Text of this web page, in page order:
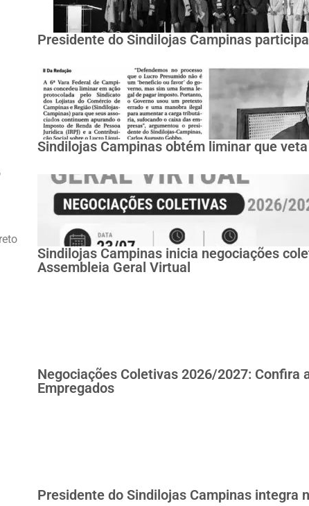
Presidente do Sindilojas Campinas
Sindilojas Campinas obtém liminar que
Sindilojas Campinas inicia negociações
Assembleia Geral Virtual
Negociações Coletivas 2026/2027: Confira
Empregados
Presidente do Sindilojas Campinas integra